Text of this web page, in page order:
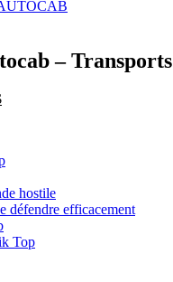
– Transports
hostile
défendre efficacement
Top